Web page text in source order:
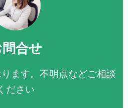
問合せ
ます。不明点などご相談
ださい